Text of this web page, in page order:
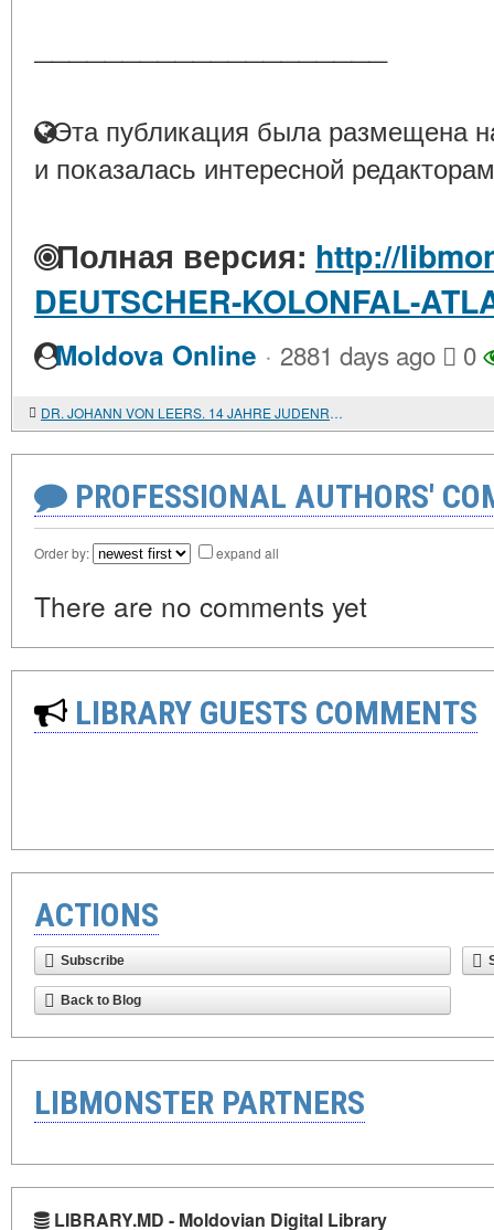
Эта публикация была размещена
и показалась интересной
Полная версия: http://
DEUTSCHER-KOLONFAL-
Moldova Online · 2881 days ago 0
DR. JOHANN VON LEERS. 14 JAHRE JUDENREPUBLIK
PROFESSIONAL AUTHORS'
Order by: expand all
There are no comments yet
LIBRARY GUESTS COMMENTS
ACTIONS
Subscribe
Back to Blog
LIBMONSTER PARTNERS
LIBRARY.MD - Moldovian Digital Library